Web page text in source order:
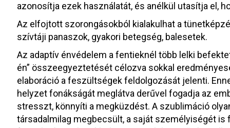
azonosítja ezek használatát, és anélkül utasítja el,
Az elfojtott szorongásokból kialakulhat a
szívtáji panaszok, gyakori betegség, balesetek.
Az adaptív énvédelem a fentieknél több lelki
én” összeegyeztetését célozva sokkal
elaboráció a feszültségek feldolgozását jelenti.
helyzet fonákságát meglátva derűvel fogadja az
stresszt, könnyíti a megküzdést. A szublimáció
társadalmilag megbecsült, a saját személyiségét